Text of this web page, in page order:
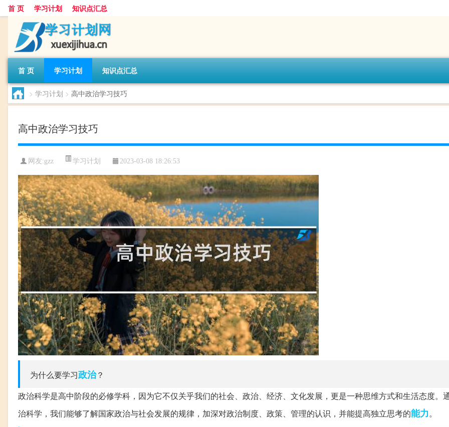
首 页 学习计划 知识点汇总
首 页 学习计划 知识点汇总
> 学习计划 > 高中政治学习技巧
高中政治学习技巧
网友:gzz 学习计划 2023-03-08 18:26:53
为什么要学习政治？
政治科学是高中阶段的必修学科，因为它不仅关乎我们的社会、政治、经济、文化发展，更是一种思维方式和生活态度。
治科学，我们能够了解国家政治与社会发展的规律，加深对政治制度、政策、管理的认识，并能提高独立思考的能力。